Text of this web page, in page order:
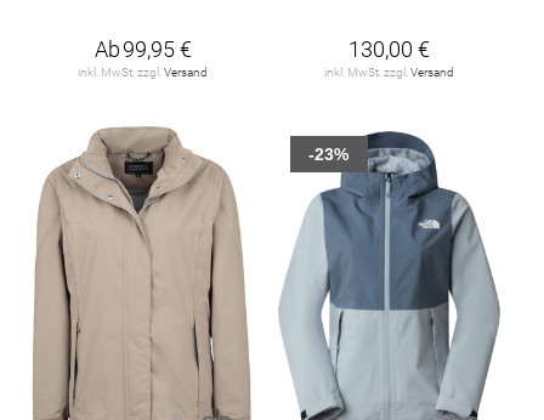
Ab99,95 €
inkl. MwSt. zzgl. Versand
130,00 €
inkl. MwSt. zzgl. Versand
-23%